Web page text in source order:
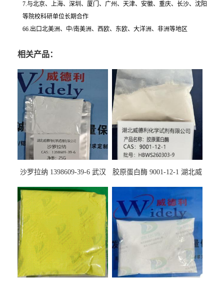
7.与北京、上海、深圳、厦门、广州、天津、安徽、重庆、长沙、沈阳
等院校科研单位长期合作
66.出口北美洲、中/南美洲、西欧、东欧、大洋洲、非洲等地区
相关产品：
沙罗拉纳 1398609-39-6 武汉
胶原蛋白酶 9001-12-1 湖北威